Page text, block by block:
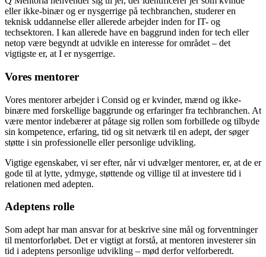
eller ikke-binær og er nysgerrige på techbranchen, studerer en
teknisk uddannelse eller allerede arbejder inden for IT- og
techsektoren. I kan allerede have en baggrund inden for tech eller
netop være begyndt at udvikle en interesse for området – det
vigtigste er, at I er nysgerrige.
Vores mentorer
Vores mentorer arbejder i Consid og er kvinder, mænd og ikke-
binære med forskellige baggrunde og erfaringer fra techbranchen. At
være mentor indebærer at påtage sig rollen som forbillede og tilbyde
sin kompetence, erfaring, tid og sit netværk til en adept, der søger
støtte i sin professionelle eller personlige udvikling.
Vigtige egenskaber, vi ser efter, når vi udvælger mentorer, er, at de er
gode til at lytte, ydmyge, støttende og villige til at investere tid i
relationen med adepten.
Adeptens rolle
Som adept har man ansvar for at beskrive sine mål og forventninger
til mentorforløbet. Det er vigtigt at forstå, at mentoren investerer sin
tid i adeptens personlige udvikling – mød derfor velforberedt.